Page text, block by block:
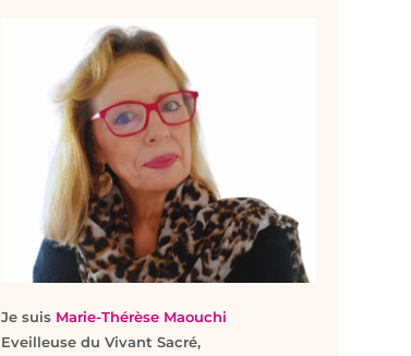
Je suis Marie-Thérèse Maouchi
Eveilleuse du Vivant Sacré,